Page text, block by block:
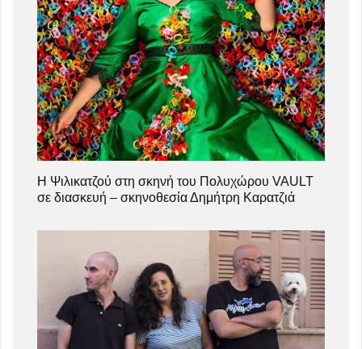
Η Ψιλικατζού στη σκηνή του Πολυχώρου VAULT
σε διασκευή – σκηνοθεσία Δημήτρη Καρατζιά